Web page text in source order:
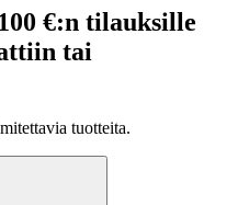
€:n tilauksille
tai
tuotteita.